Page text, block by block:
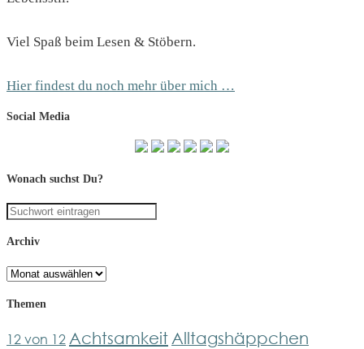
Viel Spaß beim Lesen & Stöbern.
Hier findest du noch mehr über mich …
Social Media
Wonach suchst Du?
Archiv
Archiv
Themen
12 von 12 Achtsamkeit Alltagshäppchen